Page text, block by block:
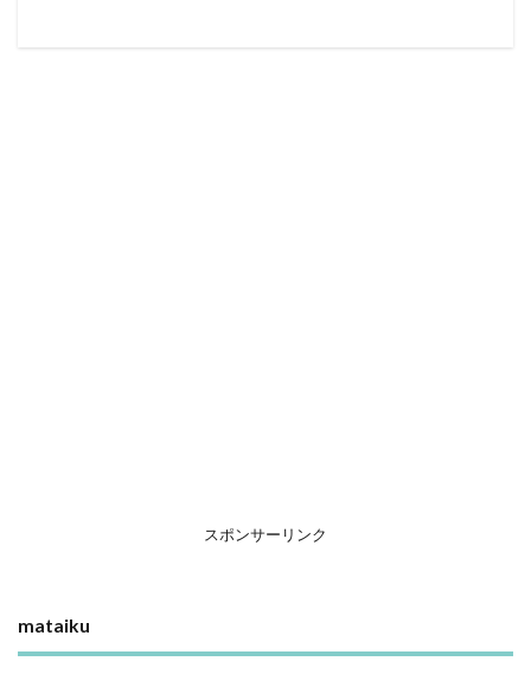
スポンサーリンク
mataiku